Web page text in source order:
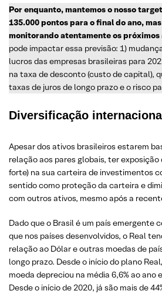
Por enquanto, mantemos o nosso
135.000 pontos para o final do ano,
monitorando atentamente os
pode impactar essa previsão: 1)
lucros das empresas brasileiras para
na taxa de desconto (custo de capital),
taxas de juros de longo prazo e o risco
Diversificação
Apesar dos ativos brasileiros estarem
relação aos pares globais, ter exposição
forte) na sua carteira de investimentos
sentido como proteção da carteira e
com outros ativos, mesmo após a
Dado que o Brasil é um país emergente
que nos países desenvolvidos, o Real
relação ao Dólar e outras moedas de
longo prazo. Desde o início do plano
moeda depreciou na média 6,6% ao ano
Desde o início de 2020, já são mais de